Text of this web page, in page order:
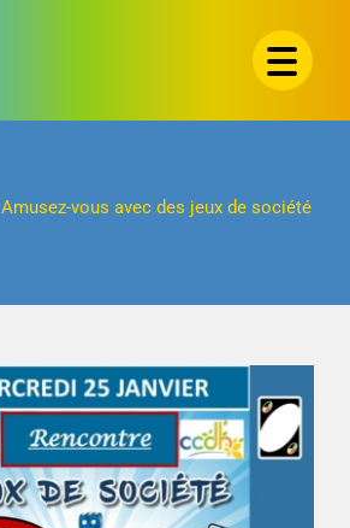
Amusez-vous avec des jeux de société